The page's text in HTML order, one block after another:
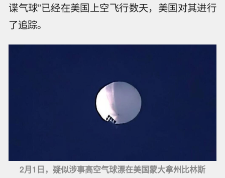
谍气球”已经在美国上空飞行数天，美国对其进行
了追踪。
2月1日，疑似涉事高空气球漂在美国蒙大拿州比林斯